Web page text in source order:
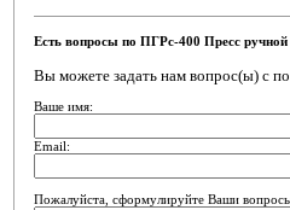
Есть вопросы по ПГРс-400 Пресс ручной
Вы можете задать нам вопрос(ы) с
Ваше имя:
Email:
Пожалуйста, сформулируйте Ваши